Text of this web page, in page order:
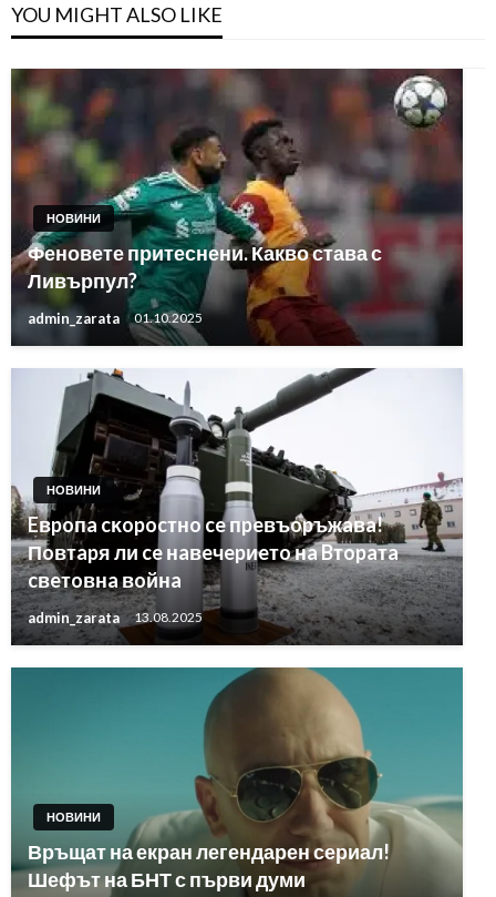
YOU MIGHT ALSO LIKE
НОВИНИ
Феновете притеснени. Какво става с
Ливърпул?
admin_zarata 01.10.2025
НОВИНИ
Eвpoпa cĸopocтнo ce пpeвъopъжaвa!
Пoвтapя ли ce нaвeчepиeтo нa Bтopaтa
cвeтoвнa вoйнa
admin_zarata 13.08.2025
НОВИНИ
Връщат на екран легендарен сериал!
Шефът на БНТ с първи думи